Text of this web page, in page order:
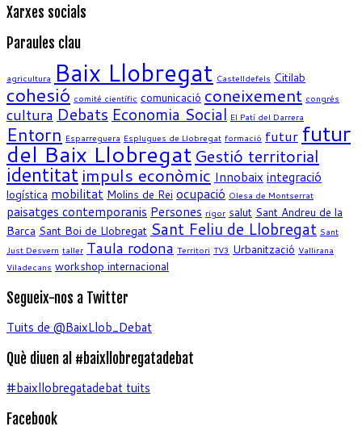
Xarxes socials
Paraules clau
agricultura Baix Llobregat Castelldefels Citilab
cohesió comité científic comunicació coneixement congrés
cultura Debats Economia Social El Patí del Darrera
Entorn Esparreguera Esplugues de Llobregat formació futurfutur
del Baix Llobregat Gestió territorial
identitat impuls econòmic Innobaixintegració
logística mobilitat Molins de Rei ocupació Olesa de Montserrat
paisatges contemporanis Persones rigor salut Sant Andreu de la
Barca Sant Boi de Llobregat Sant Feliu de Llobregat Sant
Just Desvern taller Taula rodona Territori TV3 Urbanització Vallirana
Viladecans workshop internacional
Segueix-nos a Twitter
Tuits de @BaixLlob_Debat
Què diuen al #baixllobregatadebat
#baixllobregatadebat tuits
Facebook